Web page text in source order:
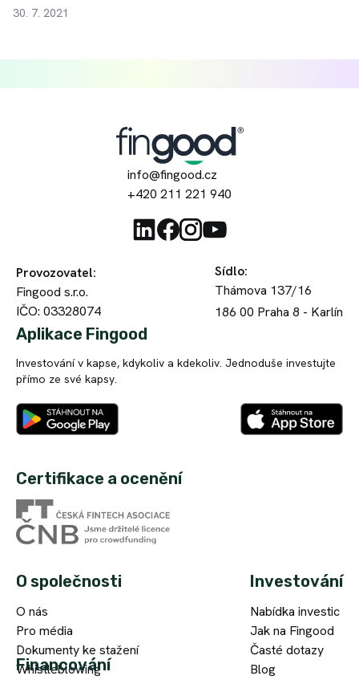
30. 7. 2021
info@fingood.cz
+420 211 221 940
Provozovatel:
Fingood s.r.o.
IČO: 03328074
Sídlo:
Thámova 137/16
186 00 Praha 8 - Karlín
Aplikace Fingood
Investování v kapse, kdykoliv a kdekoliv. Jednoduše investujte
přímo ze své kapsy.
Certifikace a ocenění
O společnosti
O nás
Pro média
Dokumenty ke stažení
Whistleblowing
Investování
Nabídka investic
Jak na Fingood
Časté dotazy
Blog
Financování